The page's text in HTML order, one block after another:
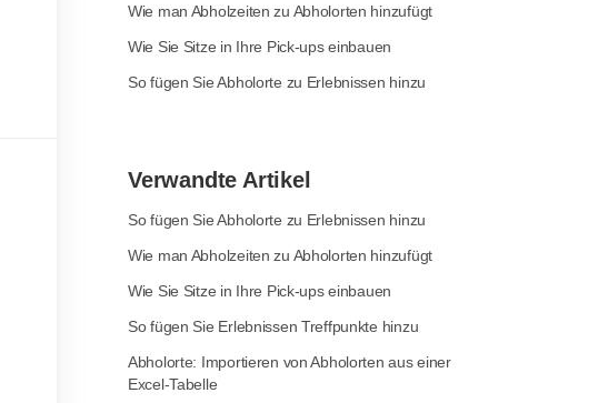
Wie man Abholzeiten zu Abholorten hinzufügt
Wie Sie Sitze in Ihre Pick-ups einbauen
So fügen Sie Abholorte zu Erlebnissen hinzu
Verwandte Artikel
So fügen Sie Abholorte zu Erlebnissen hinzu
Wie man Abholzeiten zu Abholorten hinzufügt
Wie Sie Sitze in Ihre Pick-ups einbauen
So fügen Sie Erlebnissen Treffpunkte hinzu
Abholorte: Importieren von Abholorten aus einer
Excel-Tabelle